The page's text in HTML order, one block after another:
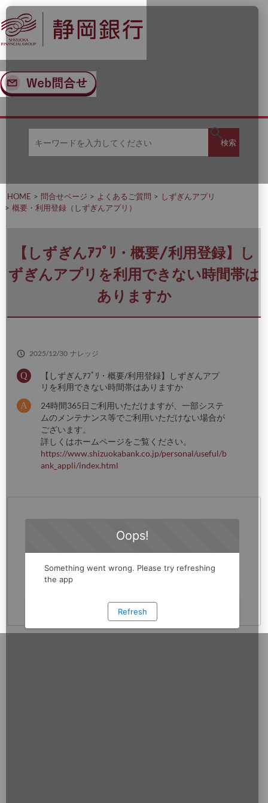
ナ
ビ
ゲ
ー
ン
へ
ス
メ
イ
ン
コ
ン
ツ
へ
ー
ワ
入
力
く
だ
さ
い
検索
検
HOME 問合せページ よくあるご質問
しずぎんアプリ
概要・利用登録（しずぎんアプリ）
【しずぎんｱﾌﾟﾘ・概要/利用登録】し
ずぎんアプリを利用できない時間帯は
ありますか
2025/12/30 ナレッジ
【しずぎんｱﾌﾟﾘ・概要/利用登録】しずぎんアプ
リを利用できない時間帯はありますか
24時間365日ご利用いただけますが、一部システ
ムのメンテナンス等でご利用いただけない場合が
ございます。
詳しくはホームページをご覧ください。
https://www.shizuokabank.co.jp/personal/useful/b
ank_appli/index.html